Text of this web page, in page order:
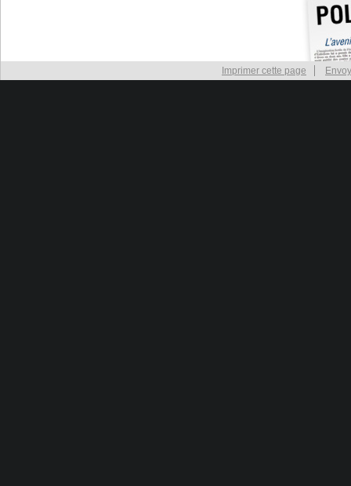
Imprimer cette page